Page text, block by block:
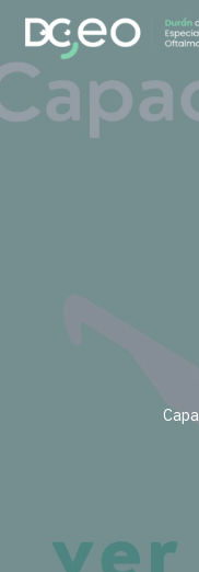
contenido